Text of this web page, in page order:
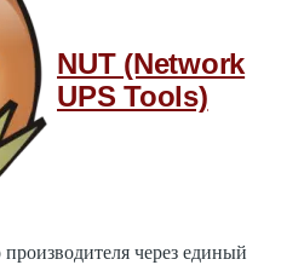
NUT (Network
UPS Tools)
через единый